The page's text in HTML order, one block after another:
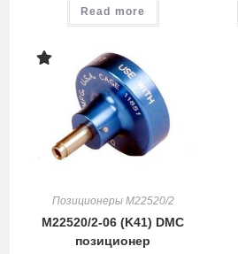
Read more
Позиционеры M22520/2
M22520/2-06 (K41) DMC
позиционер